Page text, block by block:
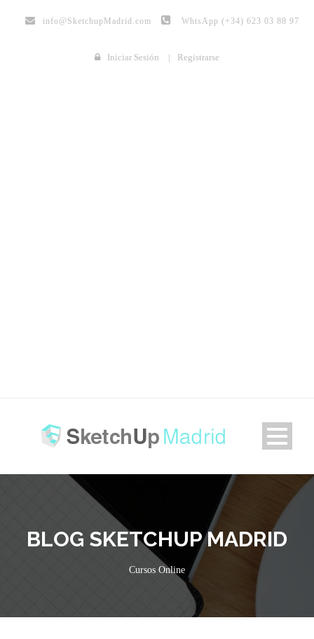
info@SketchupMadrid.com WhtsApp (+34) 623 03 88 97
Iniciar Sesión | Registrarse
BLOG SKETCHUP MADRID
Cursos Online